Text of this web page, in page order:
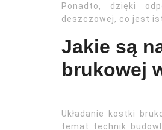
Ponadto, dzięki
deszczowej, co jest
Jakie są
brukowej
Układanie kostki
temat technik